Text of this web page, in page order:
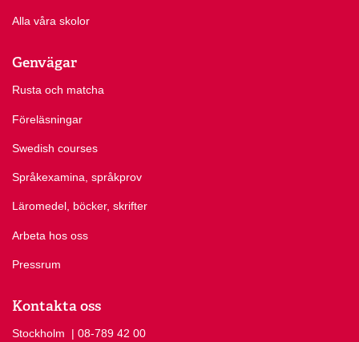
Alla våra skolor
Genvägar
Rusta och matcha
Föreläsningar
Swedish courses
Språkexamina, språkprov
Läromedel, böcker, skrifter
Arbeta hos oss
Pressrum
Kontakta oss
Stockholm Ring Stockholm på
| 08-789 42 00